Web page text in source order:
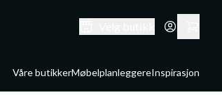
Våre butikkerMøbelplanleggereInspirasjon